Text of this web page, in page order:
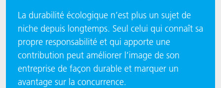
La durabilité écologique n’est plus un sujet de
niche depuis longtemps. Seul celui qui connaît sa
propre responsabilité et qui apporte une
contribution peut améliorer l’image de son
entreprise de façon durable et marquer un
avantage sur la concurrence.